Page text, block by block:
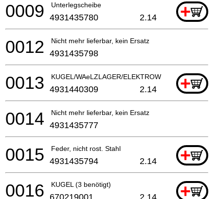
Unterlegscheibe +
0009 4931435780 2.14
Nicht mehr lieferbar, kein Ersatz
0012 4931435798
KUGEL/WAeLZLAGER/ELEKTROWERKZEUG
+
0013 4931440309 2.14
Nicht mehr lieferbar, kein Ersatz
0014 4931435777
Feder, nicht rost. Stahl +
0015 4931435794 2.14
KUGEL (3 benötigt) +
0016 670219001 2.14